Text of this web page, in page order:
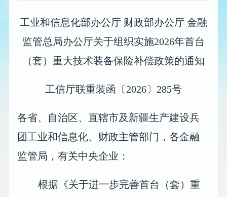
工业和信息化部办公厅 财政部办公厅 金融
监管总局办公厅关于组织实施2026年首台
（套）重大技术装备保险补偿政策的通知
工信厅联重装函〔2026〕285号
各省、自治区、直辖市及新疆生产建设兵
团工业和信息化、财政主管部门，各金融
监管局，有关中央企业：
根据《关于进一步完善首台（套）重